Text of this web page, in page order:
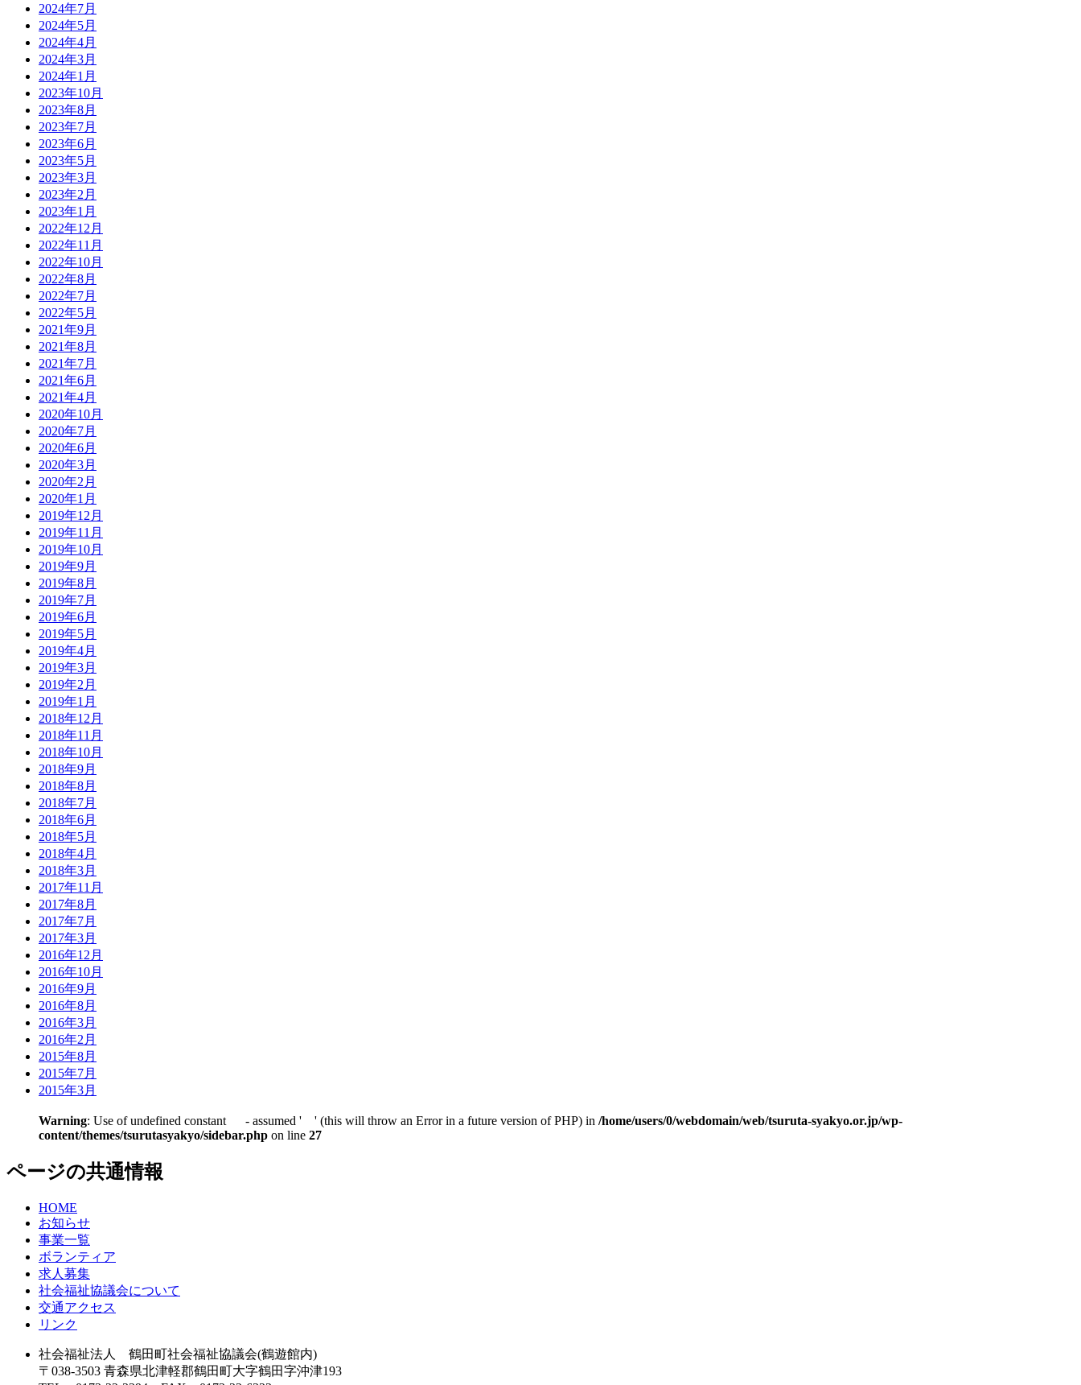
2024年7月
2024年5月
2024年4月
2024年3月
2024年1月
2023年10月
2023年8月
2023年7月
2023年6月
2023年5月
2023年3月
2023年2月
2023年1月
2022年12月
2022年11月
2022年10月
2022年8月
2022年7月
2022年5月
2021年9月
2021年8月
2021年7月
2021年6月
2021年4月
2020年10月
2020年7月
2020年6月
2020年3月
2020年2月
2020年1月
2019年12月
2019年11月
2019年10月
2019年9月
2019年8月
2019年7月
2019年6月
2019年5月
2019年4月
2019年3月
2019年2月
2019年1月
2018年12月
2018年11月
2018年10月
2018年9月
2018年8月
2018年7月
2018年6月
2018年5月
2018年4月
2018年3月
2017年11月
2017年8月
2017年7月
2017年3月
2016年12月
2016年10月
2016年9月
2016年8月
2016年3月
2016年2月
2015年8月
2015年7月
2015年3月
Warning: Use of undefined constant - assumed ' ' (this will throw an Error in a future version of PHP) in /home/users/0/webdomain/web/tsuruta-syakyo.or.jp/wp-
content/themes/tsurutasyakyo/sidebar.php on line 27
ページの共通情報
HOME
お知らせ
事業一覧
ボランティア
求人募集
社会福祉協議会について
交通アクセス
リンク
社会福祉法人 鶴田町社会福祉協議会(鶴遊館内)
〒038-3503 青森県北津軽郡鶴田町大字鶴田字沖津193